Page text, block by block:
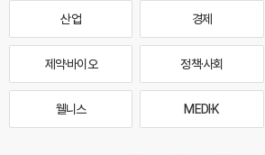
산업 경제
제약·바이오 정책·사회
웰니스 MEDI·K